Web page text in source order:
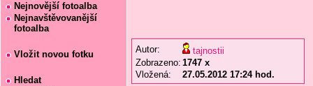
Nejnovější fotoalba
Nejnavštěvovanější
fotoalba
Vložit novou fotku
Hledat
Autor:
tajnostii
Zobrazeno: 1747 x
Vložená:
27.05.2012 17:24 hod.